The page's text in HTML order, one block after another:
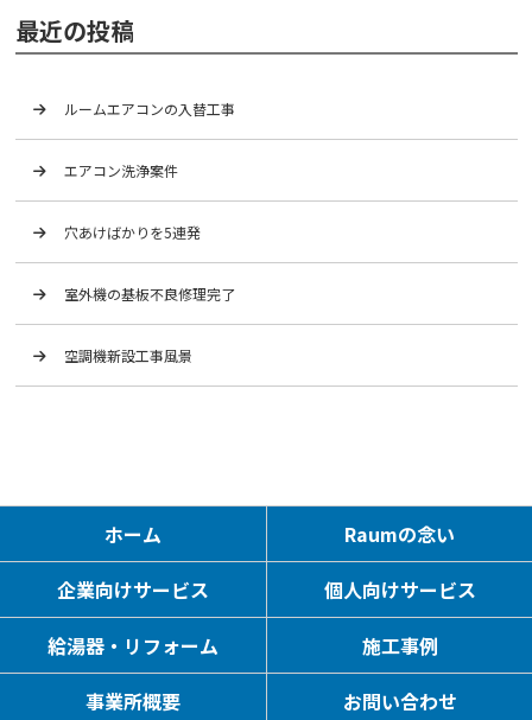
最近の投稿
ルームエアコンの入替工事
エアコン洗浄案件
穴あけばかりを5連発
室外機の基板不良修理完了
空調機新設工事風景
ホーム
Raumの念い
企業向けサービス
個人向けサービス
給湯器・リフォーム
施工事例
事業所概要
お問い合わせ